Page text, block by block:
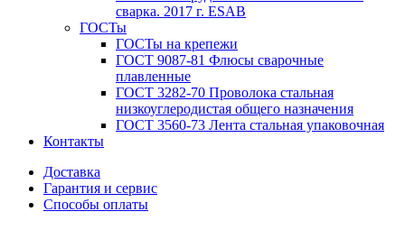
сварка. 2017 г. ESAB
ГОСТы
ГОСТы на крепежи
ГОСТ 9087-81 Флюсы сварочные
плавленные
ГОСТ 3282-70 Проволока стальная
низкоуглеродистая общего назначения
ГОСТ 3560-73 Лента стальная упаковочная
Контакты
Доставка
Гарантия и сервис
Способы оплаты